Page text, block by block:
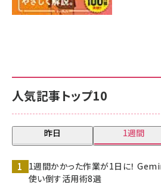
人気記事トップ10
昨日 1週間
1週間かかった作業が1日に！
使い倒す活用術8選